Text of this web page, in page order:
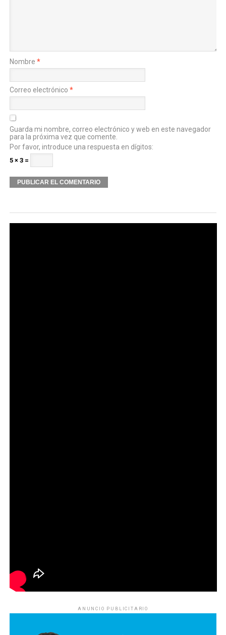
Nombre *
Correo electrónico *
Guarda mi nombre, correo electrónico y web en este navegador
para la próxima vez que comente.
Por favor, introduce una respuesta en dígitos:
5 × 3 =
ANUNCIO PUBLICITARIO